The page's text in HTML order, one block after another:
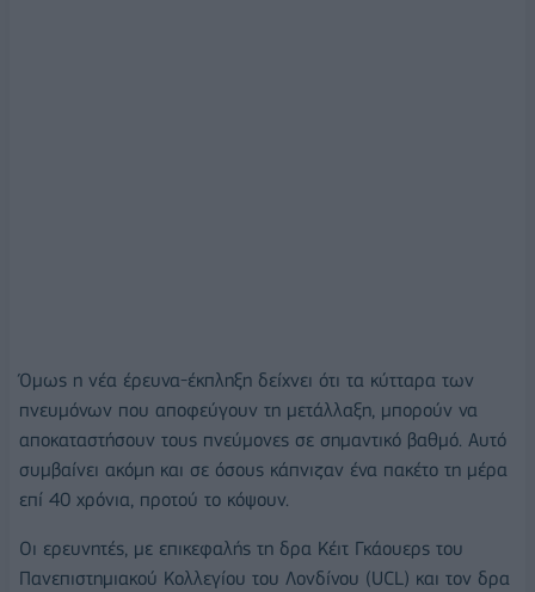
Όμως η νέα έρευνα-έκπληξη δείχνει ότι τα κύτταρα των
πνευμόνων που αποφεύγουν τη μετάλλαξη, μπορούν να
αποκαταστήσουν τους πνεύμονες σε σημαντικό βαθμό. Αυτό
συμβαίνει ακόμη και σε όσους κάπνιζαν ένα πακέτο τη μέρα
επί 40 χρόνια, προτού το κόψουν.
Οι ερευνητές, με επικεφαλής τη δρα Κέιτ Γκάουερς του
Πανεπιστημιακού Κολλεγίου του Λονδίνου (UCL) και τον δρα